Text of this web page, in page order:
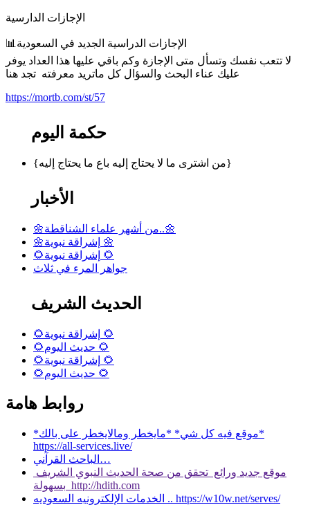
الإجازات الدارسية
📊الإجازات الدراسية الجديد في السعودية
لا تتعب نفسك وتسأل متى الإجازة وكم باقي عليها هذا العداد يوفر
عليك عناء البحث والسؤال كل ماتريد معرفته تجد هنا
https://mortb.com/st/57
حكمة اليوم
{من اشترى ما لا يحتاج إليه باع ما يحتاج إليه}
الأخبار
🌼من أشهر علماء الشناقطة..🌼
🌼إشراقة نبوية 🌼
🌻إشراقة نبوية 🌻
جواهر المرء في ثلاث
الحديث الشريف
🌻إشراقة نبوية 🌻
🌻حديث اليوم 🌻
🌻إشراقة نبوية 🌻
🌻حديث اليوم 🌻
روابط هامة
*موقع فيه كل شي* *مايخطر ومالايخطر على بالك*
https://all-services.live/
الباحث القرآني…
موقع جديد ورائع تحقق من صحة الحديث النبوي الشريف
بسهولة http://hdith.com
الخدمات الإلكترونيه السعوديه .. https://w10w.net/serves/